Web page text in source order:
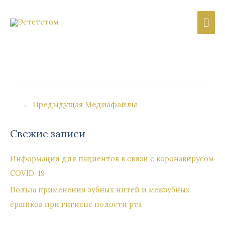
Навигация
записям
← Предыдущая Медиафайлы
Свежие записи
Информация для пациентов в связи с коронавирусом
COVID-19
Польза применения зубных нитей и межзубных
ёршиков при гигиене полости рта